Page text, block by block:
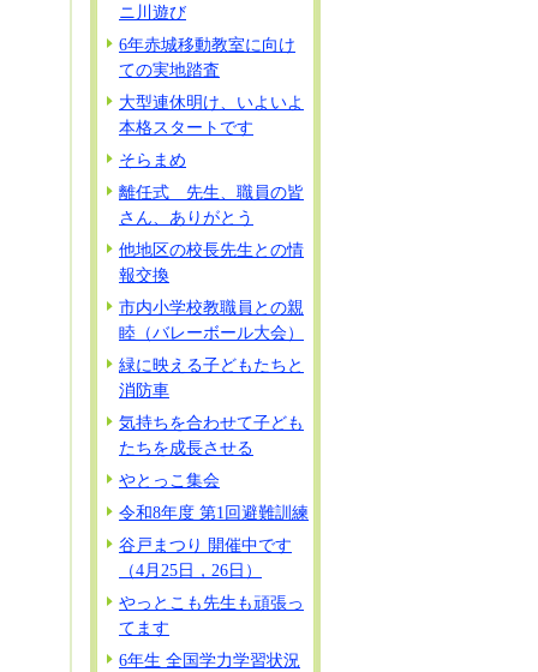
ニ川遊び
6年赤城移動教室に向け
ての実地踏査
大型連休明け、いよいよ
本格スタートです
そらまめ
離任式 先生、職員の皆
さん、ありがとう
他地区の校長先生との情
報交換
市内小学校教職員との親
睦（バレーボール大会）
緑に映える子どもたちと
消防車
気持ちを合わせて子ども
たちを成長させる
やとっこ集会
令和8年度 第1回避難訓練
谷戸まつり 開催中です
（4月25日，26日）
やっとこも先生も頑張っ
てます
6年生 全国学力学習状況